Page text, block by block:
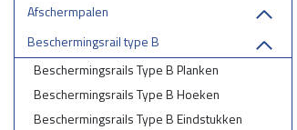
Afschermpalen
Beschermingsrail type B
Beschermingsrails Type B Planken
Beschermingsrails Type B Hoeken
Beschermingsrails Type B Eindstukken